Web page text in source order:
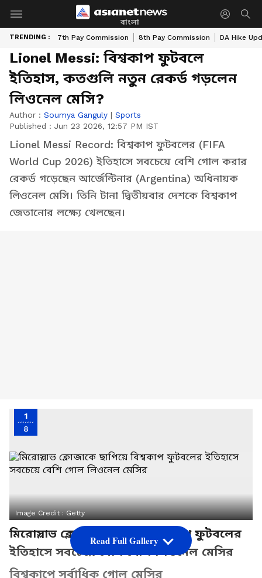
বাংলা
TRENDING : 7th Pay Commission 8th Pay Commission DA Hike
Lionel Messi: বিশ্বকাপ ফুটবলে
ইতিহাস, কতগুলি নতুন রেকর্ড গড়লেন
লিওনেল মেসি?
Author : Soumya Ganguly | Sports
Published : Jun 23 2026, 12:57 PM IST
Lionel Messi Record: বিশ্বকাপ ফুটবলের (FIFA
World Cup 2026) ইতিহাসে সবচেয়ে বেশি গোল করার
রেকর্ড গড়েছেন আর্জেন্টিনার (Argentina) অধিনায়ক
লিওনেল মেসি। তিনি টানা দ্বিতীয়বার দেশকে বিশ্বকাপ
জেতানোর লক্ষ্যে খেলছেন।
1
8
Image Credit :Getty
মিরোস্লাভ ক্লোজাকে ছাপিয়ে বিশ্বকাপ ফুটবলের
ইতিহাসে সবচেয়ে বেশি গোল লিওনেল মেসির
বিশ্বকাপে সর্বাধিক গোল মেসির
Read Full Gallery